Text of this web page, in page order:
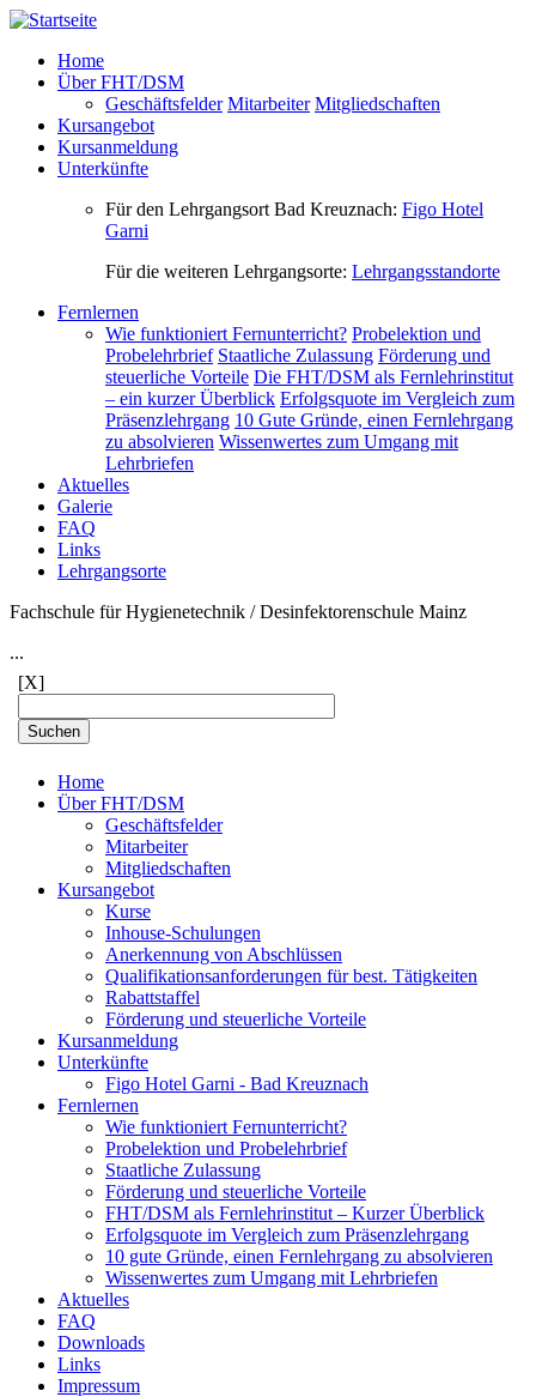
Direkt zum Inhalt
Home
Über FHT/DSM
Geschäftsfelder Mitarbeiter Mitgliedschaften
Kursangebot
Kursanmeldung
Unterkünfte
Für den Lehrgangsort Bad Kreuznach: Figo Hotel
Garni
Für die weiteren Lehrgangsorte: Lehrgangsstandorte
Fernlernen
Wie funktioniert Fernunterricht? Probelektion und
Probelehrbrief Staatliche Zulassung Förderung und
steuerliche Vorteile Die FHT/DSM als Fernlehrinstitut
– ein kurzer Überblick Erfolgsquote im Vergleich zum
Präsenzlehrgang 10 Gute Gründe, einen Fernlehrgang
zu absolvieren Wissenwertes zum Umgang mit
Lehrbriefen
Aktuelles
Galerie
FAQ
Links
Lehrgangsorte
Fachschule für Hygienetechnik / Desinfektorenschule Mainz
...
[X]
Home
Über FHT/DSM
Geschäftsfelder
Mitarbeiter
Mitgliedschaften
Kursangebot
Kurse
Inhouse-Schulungen
Anerkennung von Abschlüssen
Qualifikationsanforderungen für best. Tätigkeiten
Rabattstaffel
Förderung und steuerliche Vorteile
Kursanmeldung
Unterkünfte
Figo Hotel Garni - Bad Kreuznach
Fernlernen
Wie funktioniert Fernunterricht?
Probelektion und Probelehrbrief
Staatliche Zulassung
Förderung und steuerliche Vorteile
FHT/DSM als Fernlehrinstitut – Kurzer Überblick
Erfolgsquote im Vergleich zum Präsenzlehrgang
10 gute Gründe, einen Fernlehrgang zu absolvieren
Wissenwertes zum Umgang mit Lehrbriefen
Aktuelles
FAQ
Downloads
Links
Impressum